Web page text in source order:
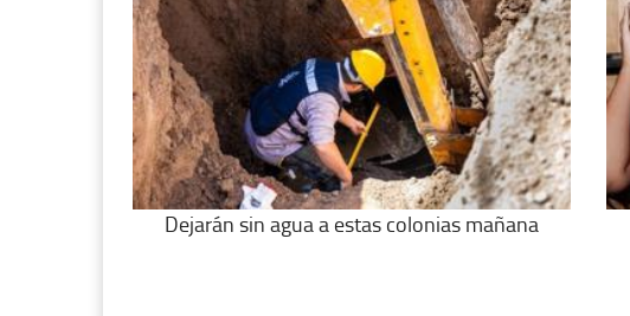
Dejarán sin agua a estas colonias mañana